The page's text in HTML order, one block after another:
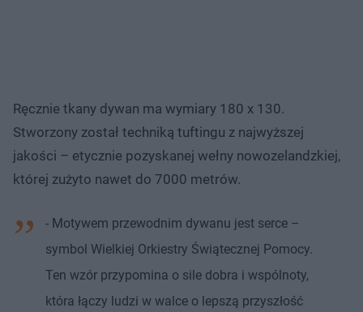
Ręcznie tkany dywan ma wymiary 180 x 130.
Stworzony został techniką tuftingu z najwyższej
jakości – etycznie pozyskanej wełny nowozelandzkiej,
której zużyto nawet do 7000 metrów.
- Motywem przewodnim dywanu jest serce –
symbol Wielkiej Orkiestry Świątecznej Pomocy.
Ten wzór przypomina o sile dobra i wspólnoty,
która łączy ludzi w walce o lepszą przyszłość